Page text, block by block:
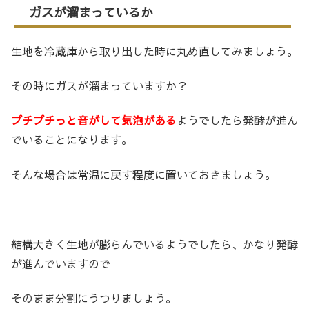
ガスが溜まっているか
生地を冷蔵庫から取り出した時に丸め直してみましょう。
その時にガスが溜まっていますか？
プチプチっと音がして気泡がある ようでしたら発酵が進ん
でいることになります。
そんな場合は常温に戻す程度に置いておきましょう。
結構大きく生地が膨らんでいるようでしたら、かなり発酵
が進んでいますので
そのまま分割にうつりましょう。